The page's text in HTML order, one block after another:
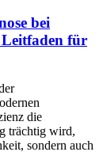
bei
Leitfaden für
die
trächtig wird,
sondern auch